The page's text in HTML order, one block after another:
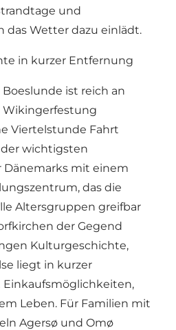
und
das Wetter dazu einlädt.
in kurzer Entfernung
ist reich an
Wikingerfestung
Viertelstunde Fahrt
wichtigsten
mit einem
das die
Altersgruppen greifbar
der Gegend
Kulturgeschichte,
liegt in kurzer
Leben. Für Familien mit
Agersø und Omø